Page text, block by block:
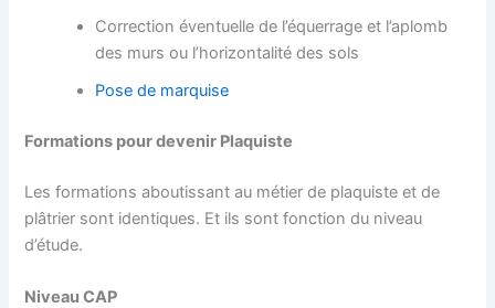
Correction éventuelle de l’équerrage et l’aplomb
des murs ou l’horizontalité des sols
Pose de marquise
Formations pour devenir Plaquiste
Les formations aboutissant au métier de plaquiste et de
plâtrier sont identiques. Et ils sont fonction du niveau
d’étude.
Niveau CAP